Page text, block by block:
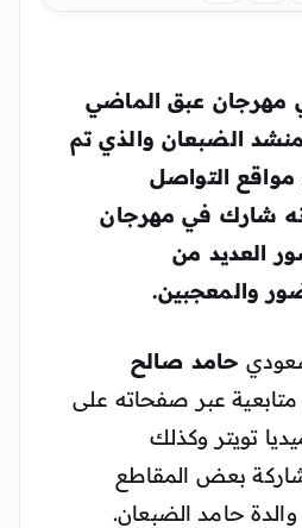
مهرجان عبق الماضي
الضبعان والذي تم
التواصل
شارك في مهرجان
العديد من
والمعجبين.
حامد صالح
عبر صفحاته على
تويتر وكذلك
بعض المقاطع
حامد الضبعان.